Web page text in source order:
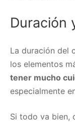
Duración
La duración del
los elementos
tener mucho
especialmente
Si todo va bien,